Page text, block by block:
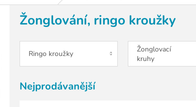
Žonglování, ringo kroužky
Ringo kroužky
Žonglovací
kruhy
Nejprodávanější